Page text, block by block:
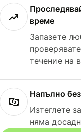
време
Запазете
течение на
Напълно
Изтеглете
няма